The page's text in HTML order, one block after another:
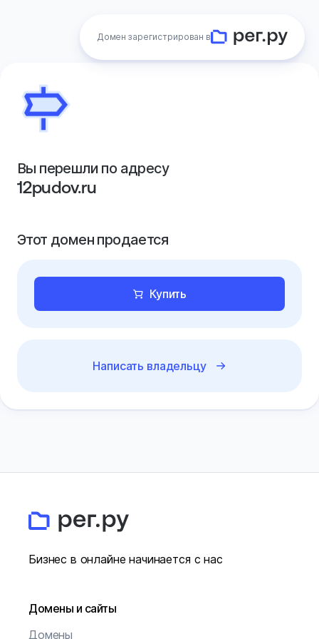
Домен зарегистрирован в
Вы перешли по адресу
12pudov.ru
Этот домен продается
Купить
Написать владельцу
Бизнес в онлайне начинается с нас
Домены и сайты
Домены